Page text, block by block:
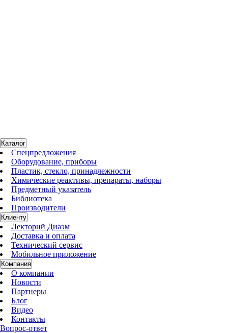
Каталог
Спецпредложения
Оборудование, приборы
Пластик, стекло, принадлежности
Химические реактивы, препараты, наборы
Предметный указатель
Библиотека
Производители
Клиенту
Лекторий Диаэм
Доставка и оплата
Технический сервис
Мобильное приложение
Компания
О компании
Новости
Партнеры
Блог
Видео
Контакты
Вопрос-ответ